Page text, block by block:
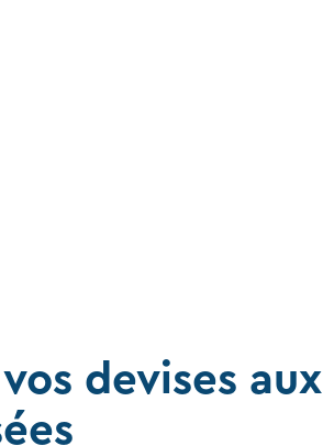
devises aux